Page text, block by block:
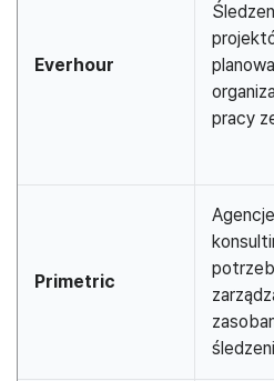
Everhour
pracy
Primetric